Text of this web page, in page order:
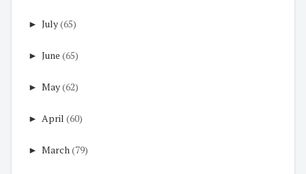
► July(65)
► June (65)
► May(62)
► April (60)
► March(79)